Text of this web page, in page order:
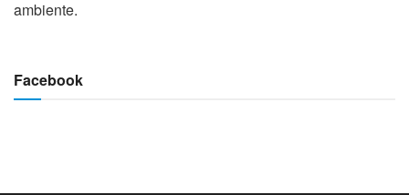
ambiente.
Facebook